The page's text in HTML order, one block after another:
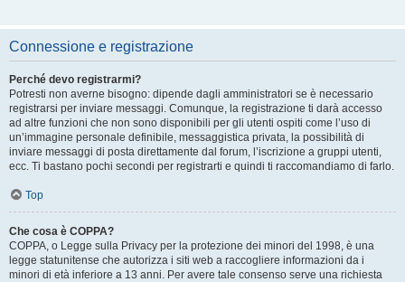
Connessione e registrazione
Perché devo registrarmi?
Potresti non averne bisogno: dipende dagli amministratori se è necessario
registrarsi per inviare messaggi. Comunque, la registrazione ti darà accesso
ad altre funzioni che non sono disponibili per gli utenti ospiti come l’uso di
un’immagine personale definibile, messaggistica privata, la possibilità di
inviare messaggi di posta direttamente dal forum, l’iscrizione a gruppi utenti,
ecc. Ti bastano pochi secondi per registrarti e quindi ti raccomandiamo di farlo.
Top
Che cosa è COPPA?
COPPA, o Legge sulla Privacy per la protezione dei minori del 1998, è una
legge statunitense che autorizza i siti web a raccogliere informazioni da i
minori di età inferiore a 13 anni. Per avere tale consenso serve una richiesta